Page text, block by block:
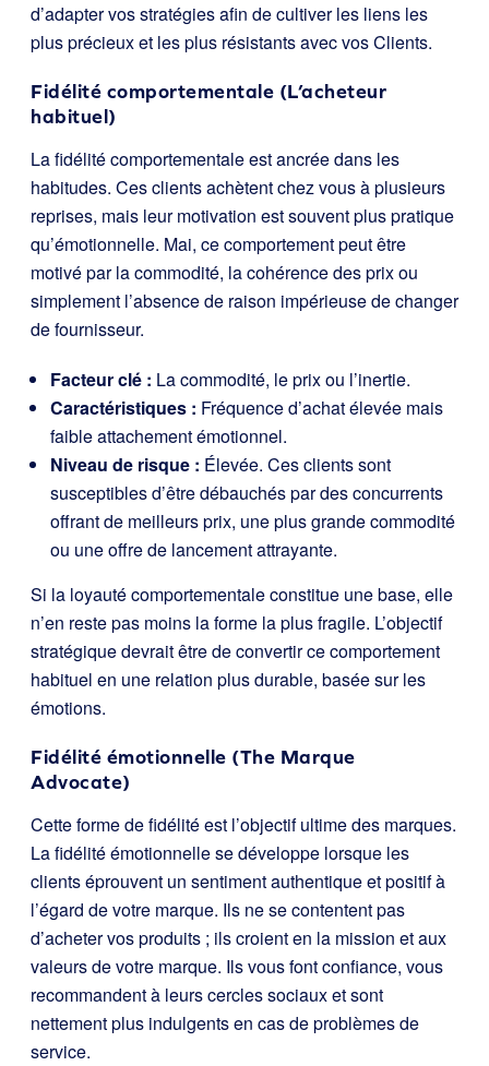
d’adapter vos stratégies afin de cultiver les liens les
plus précieux et les plus résistants avec vos Clients.
Fidélité comportementale (L’acheteur
habituel)
La fidélité comportementale est ancrée dans les
habitudes. Ces clients achètent chez vous à plusieurs
reprises, mais leur motivation est souvent plus pratique
qu’émotionnelle. Mai, ce comportement peut être
motivé par la commodité, la cohérence des prix ou
simplement l’absence de raison impérieuse de changer
de fournisseur.
Facteur clé : La commodité, le prix ou l’inertie.
Caractéristiques : Fréquence d’achat élevée mais
faible attachement émotionnel.
Niveau de risque : Élevée. Ces clients sont
susceptibles d’être débauchés par des concurrents
offrant de meilleurs prix, une plus grande commodité
ou une offre de lancement attrayante.
Si la loyauté comportementale constitue une base, elle
n’en reste pas moins la forme la plus fragile. L’objectif
stratégique devrait être de convertir ce comportement
habituel en une relation plus durable, basée sur les
émotions.
Fidélité émotionnelle (The Marque
Advocate)
Cette forme de fidélité est l’objectif ultime des marques.
La fidélité émotionnelle se développe lorsque les
clients éprouvent un sentiment authentique et positif à
l’égard de votre marque. Ils ne se contentent pas
d’acheter vos produits ; ils croient en la mission et aux
valeurs de votre marque. Ils vous font confiance, vous
recommandent à leurs cercles sociaux et sont
nettement plus indulgents en cas de problèmes de
service.